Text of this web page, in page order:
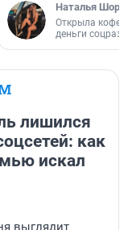
Наталья
Открыла
деньги
лишился
как
искал
выглядит